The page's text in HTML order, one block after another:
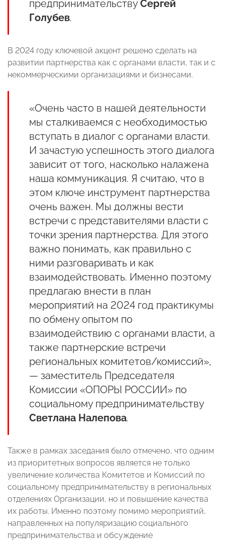
предпринимательствуСергей
Голубев.
В 2024 году ключевой акцент решено сделать на
развитии партнерства как с органами власти, так и с
некоммерческими организациями и бизнесами.
«Очень часто в нашей деятельности
мы сталкиваемся с необходимостью
вступать в диалог с органами власти.
И зачастую успешность этого диалога
зависит от того, насколько налажена
наша коммуникация. Я считаю, что в
этом ключе инструмент партнерства
очень важен. Мы должны вести
встречи с представителями власти с
точки зрения партнерства. Для этого
важно понимать, как правильно с
ними разговаривать и как
взаимодействовать. Именно поэтому
предлагаю внести в план
мероприятий на 2024 год практикумы
по обмену опытом по
взаимодействию с органами власти, а
также партнерские встречи
региональных комитетов/комиссий»,
— заместитель Председателя
Комиссии «ОПОРЫ РОССИИ» по
социальному предпринимательству
Светлана Налепова.
Также в рамках заседания было отмечено, что одним
из приоритетных вопросов является не только
увеличение количества Комитетов и Комиссий по
социальному предпринимательству в региональных
отделениях Организации, но и повышение качества
их работы. Именно поэтому помимо мероприятий,
направленных на популяризацию социального
предпринимательства и обсуждение